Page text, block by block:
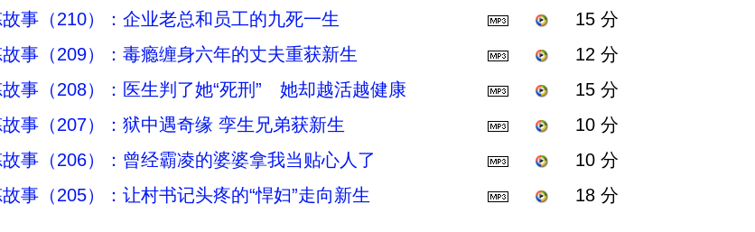
故事（210）：企业老总和员工的九死一生
15 分
故事（209）：毒瘾缠身六年的丈夫重获新生
12 分
故事（208）：医生判了她“死刑” 她却越活越健康
15 分
故事（207）：狱中遇奇缘 孪生兄弟获新生
10 分
故事（206）：曾经霸凌的婆婆拿我当贴心人了
10 分
故事（205）：让村书记头疼的“悍妇”走向新生
18 分